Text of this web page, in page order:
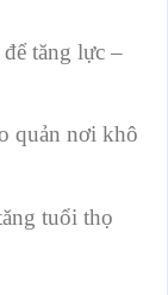
tăng lực –
quản nơi khô
tuổi thọ